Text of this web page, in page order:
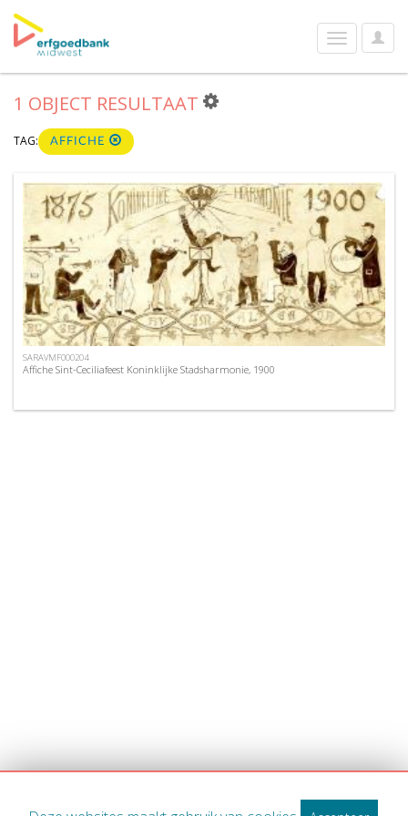
User
Toggle
navigation
1 OBJECT RESULTAAT
TAG: AFFICHE
SARAVMF000204
Affiche Sint-Ceciliafeest Koninklijke Stadsharmonie, 1900